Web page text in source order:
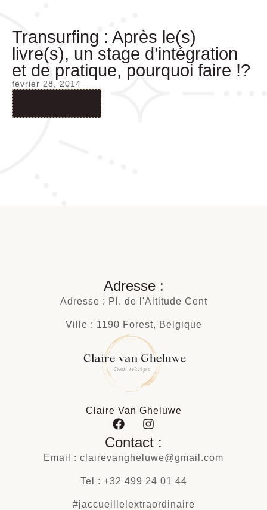
Transurfing : Après le(s)
livre(s), un stage d’intégration
et de pratique, pourquoi faire !?
février 28, 2014
Adresse :
Adresse : Pl. de l'Altitude Cent
Ville : 1190 Forest, Belgique
Claire Van Gheluwe
Contact :
Email : clairevangheluwe@gmail.com
Tel : +32 499 24 01 44
#jaccueillelextraordinaire